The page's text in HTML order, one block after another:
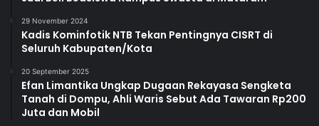
29 November 2024
Kadis Kominfotik NTB Tekan Pentingnya CISRT di
Seluruh Kabupaten/Kota
20 September 2025
Efan Limantika Ungkap Dugaan Rekayasa Sengketa
Tanah di Dompu, Ahli Waris Sebut Ada Tawaran Rp200
Juta dan Mobil